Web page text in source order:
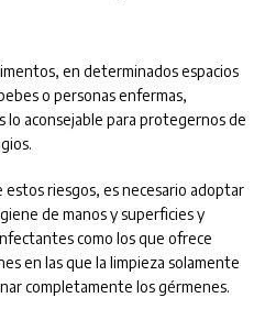
en determinados espacios
o personas enfermas,
aconsejable para protegernos de
riesgos, es necesario adoptar
de manos y superficies y
como los que ofrece
en las que la limpieza solamente
completamente los gérmenes.